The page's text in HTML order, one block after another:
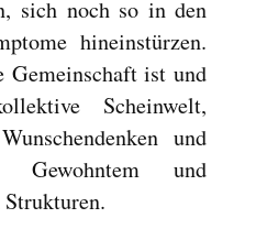
sich noch so in den
hineinstürzen.
Gemeinschaft ist und
Scheinwelt,
und
Gewohntem und
Strukturen.